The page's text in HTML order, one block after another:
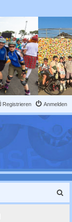
Anmelden
Registrieren
u